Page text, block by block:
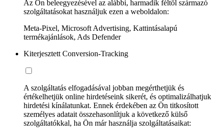
Az Ön beleegyezésével az alábbi, harmadik féltől származó
szolgáltatásokat használjuk ezen a weboldalon:
Meta-Pixel, Microsoft Advertising, Kattintásalapú
termékajánlások, Ads Defender
Kiterjesztett Conversion-Tracking
A szolgáltatás elfogadásával jobban megérthetjük és
értékelhetjük online hirdetéseink sikerét, és optimalizálhatjuk
hirdetési kínálatunkat. Ennek érdekében az Ön titkosított
személyes adatait összehasonlítjuk a következő külső
szolgáltatókkal, ha Ön már használja szolgáltatásaikat: